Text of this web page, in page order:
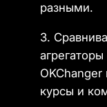
разными.
3.
OKChanger
курсы и